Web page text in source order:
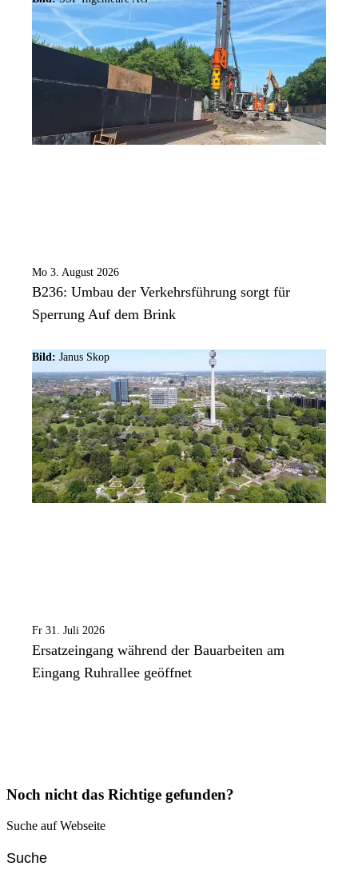
Mo 3. August 2026
B236: Umbau der Verkehrsführung sorgt für
Sperrung Auf dem Brink
Bild: Janus Skop
Fr 31. Juli 2026
Ersatzeingang während der Bauarbeiten am
Eingang Ruhrallee geöffnet
Noch nicht das Richtige gefunden?
Suche auf Webseite